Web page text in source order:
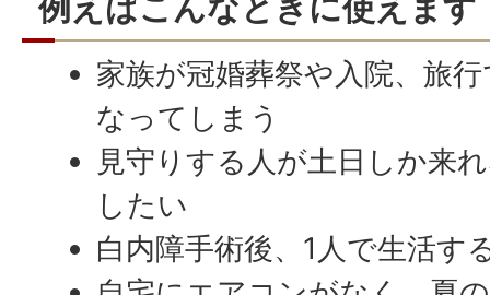
家族が冠婚葬祭や入院、旅
なってしまう
見守りする人が土日しか来
したい
白内障手術後、1人で生活す